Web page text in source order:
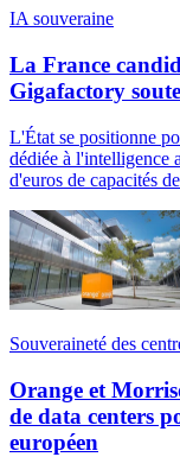
IA souveraine
La France
Gigafactory
L'État se positionne
dédiée à l'intelligence
d'euros de capacités
Souveraineté des
Orange et
de data centers
européen